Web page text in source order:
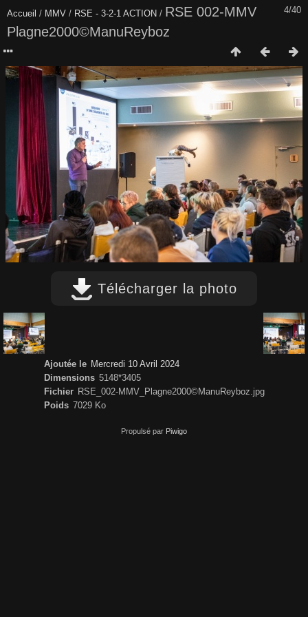
4/40
Accueil / MMV / RSE - 3-2-1 ACTION / RSE 002-MMV
Plagne2000©ManuReyboz
Télécharger la photo
Ajoutée le Mercredi 10 Avril 2024
Dimensions 5148*3405
Fichier RSE_002-MMV_Plagne2000©ManuReyboz.jpg
Poids 7029 Ko
Propulsé par Piwigo